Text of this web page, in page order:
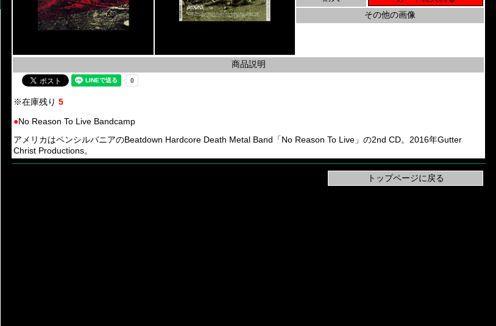
その他の画像
商品説明
※在庫残り 5
●No Reason To Live Bandcamp
アメリカはペンシルバニアのBeatdown Hardcore Death Metal Band「No Reason To Live」の2nd CD。2016年Gutter
Christ Productions。